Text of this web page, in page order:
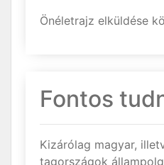
Önéletrajz elküldése
Fontos
Kizárólag magyar,
tagországok